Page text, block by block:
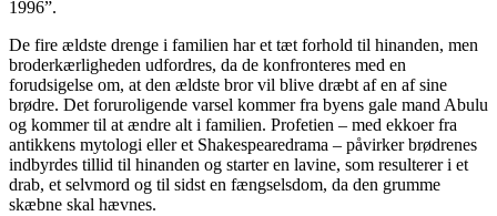
1996”.
De fire ældste drenge i familien har et tæt forhold til hinanden, men
broderkærligheden udfordres, da de konfronteres med en
forudsigelse om, at den ældste bror vil blive dræbt af en af sine
brødre. Det foruroligende varsel kommer fra byens gale mand Abulu
og kommer til at ændre alt i familien. Profetien – med ekkoer fra
antikkens mytologi eller et Shakespearedrama – påvirker brødrenes
indbyrdes tillid til hinanden og starter en lavine, som resulterer i et
drab, et selvmord og til sidst en fængselsdom, da den grumme
skæbne skal hævnes.